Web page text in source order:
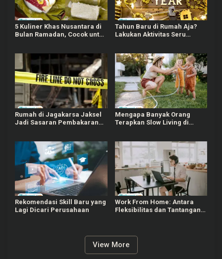
5 Kuliner Khas Nusantara di
Bulan Ramadan, Cocok untuk
Tahun Baru di Rumah Aja?
Lakukan Aktivitas Seru
Rumah di Jagakarsa Jaksel
Jadi Sasaran Pembakaran
Mengapa Banyak Orang
Terapkan Slow Living di
Rekomendasi Skill Baru yang
Lagi Dicari Perusahaan
Work From Home: Antara
Fleksibilitas dan Tantangan
View More